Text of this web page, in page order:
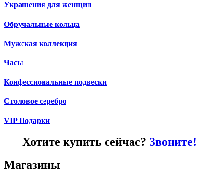
Украшения для женщин
Обручальные кольца
Мужская коллекция
Часы
Конфессиональные подвески
Столовое серебро
VIP Подарки
Хотите купить сейчас? Звоните!
Магазины